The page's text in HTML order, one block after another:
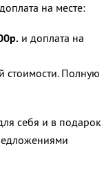
на месте:
и доплата на
стоимости. Полную
себя и в подарок